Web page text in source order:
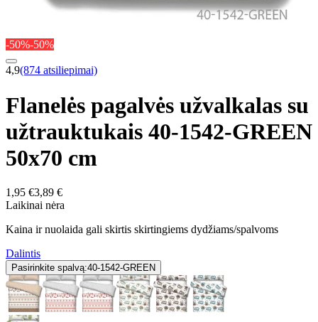
-50%-50%
4,9(874 atsiliepimai)
Flanelės pagalvės užvalkalas su
užtrauktukais 40-1542-GREEN
50x70 cm
1,95 €3,89 €
Laikinai nėra
Kaina ir nuolaida gali skirtis skirtingiems dydžiams/spalvoms
Dalintis
Pasirinkite spalvą:40-1542-GREEN